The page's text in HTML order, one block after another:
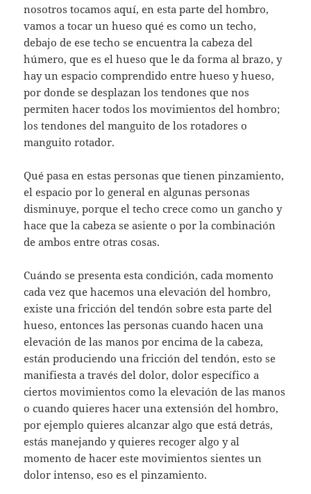
nosotros tocamos aquí, en esta parte del hombro,
vamos a tocar un hueso qué es como un techo,
debajo de ese techo se encuentra la cabeza del
húmero, que es el hueso que le da forma al brazo, y
hay un espacio comprendido entre hueso y hueso,
por donde se desplazan los tendones que nos
permiten hacer todos los movimientos del hombro;
los tendones del manguito de los rotadores o
manguito rotador.
Qué pasa en estas personas que tienen pinzamiento,
el espacio por lo general en algunas personas
disminuye, porque el techo crece como un gancho y
hace que la cabeza se asiente o por la combinación
de ambos entre otras cosas.
Cuándo se presenta esta condición, cada momento
cada vez que hacemos una elevación del hombro,
existe una fricción del tendón sobre esta parte del
hueso, entonces las personas cuando hacen una
elevación de las manos por encima de la cabeza,
están produciendo una fricción del tendón, esto se
manifiesta a través del dolor, dolor específico a
ciertos movimientos como la elevación de las manos
o cuando quieres hacer una extensión del hombro,
por ejemplo quieres alcanzar algo que está detrás,
estás manejando y quieres recoger algo y al
momento de hacer este movimientos sientes un
dolor intenso, eso es el pinzamiento.